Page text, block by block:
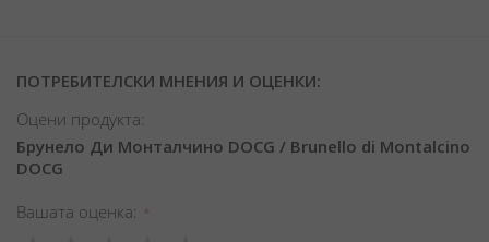
ПОТРЕБИТЕЛСКИ МНЕНИЯ И ОЦЕНКИ:
Оцени продукта:
Брунело Ди Монталчино DOCG / Brunello di Montalcino
DOCG
Вашата оценка